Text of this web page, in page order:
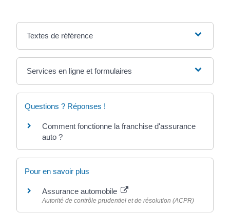
Textes de référence
Services en ligne et formulaires
Questions ? Réponses !
Comment fonctionne la franchise d'assurance
auto ?
Pour en savoir plus
Assurance automobile
Autorité de contrôle prudentiel et de résolution (ACPR)